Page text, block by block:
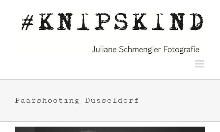
Inhalt
springen
Paarshooting Düsseldorf